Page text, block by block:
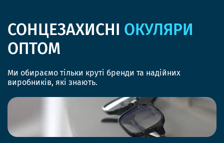
СОНЦЕЗАХИСНІ ОКУЛЯРИ
ОПТОМ
Ми обираємо тільки круті бренди та надійних
виробників, які знають.